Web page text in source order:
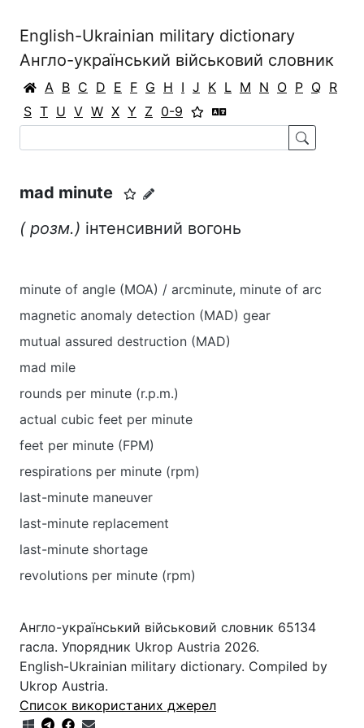
English-Ukrainian military dictionary
Англо-український військовий словник
A B C D E F G H I J K L M N O P Q R
S T U V W X Y Z 0-9
mad minute
( розм.) інтенсивний вогонь
minute of angle (MOA) / arcminute, minute of arc
magnetic anomaly detection (MAD) gear
mutual assured destruction (MAD)
mad mile
rounds per minute (r.p.m.)
actual cubic feet per minute
feet per minute (FPM)
respirations per minute (rpm)
last-minute maneuver
last-minute replacement
last-minute shortage
revolutions per minute (rpm)
Англо-український військовий словник 65134
гасла. Упорядник Ukrop Austria 2026.
English-Ukrainian military dictionary. Compiled by
Ukrop Austria.
Список використаних джерел